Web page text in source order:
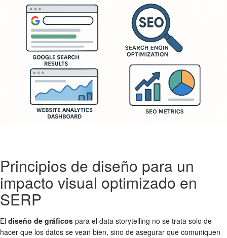
Principios de diseño para un
impacto visual optimizado en
SERP
El diseño de gráficos para el data storytelling no se trata solo de
hacer que los datos se vean bien, sino de asegurar que comuniquen